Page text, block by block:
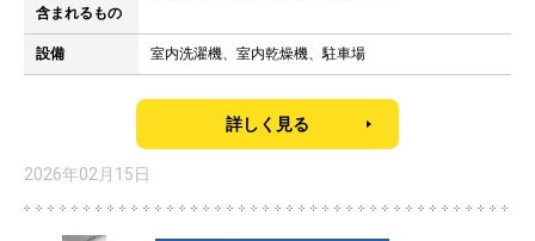
含まれるもの
設備 室内洗濯機、室内乾燥機、駐車場
詳しく見る
2026年02月15日